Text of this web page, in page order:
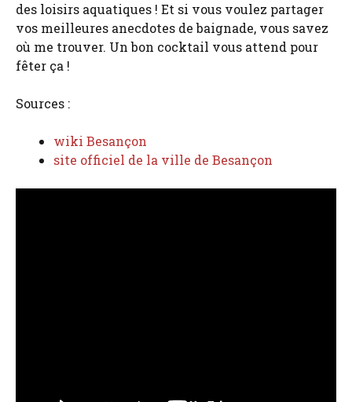
des loisirs aquatiques ! Et si vous voulez partager
vos meilleures anecdotes de baignade, vous savez
où me trouver. Un bon cocktail vous attend pour
fêter ça !
Sources :
wiki Besançon
site officiel de la ville de Besançon